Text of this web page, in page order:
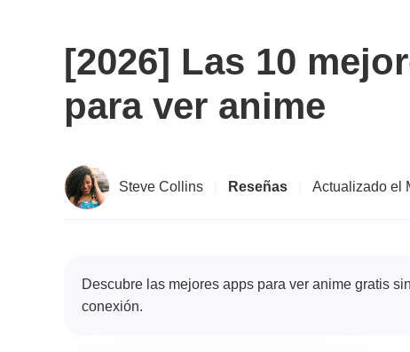
[2026] Las 10
para ver anime
Steve Collins Reseñas Actualizado el
Descubre las mejores apps para ver anime gratis
conexión.